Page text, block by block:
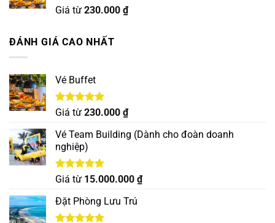
Được xếp
Giá từ 230.000 ₫
ĐÁNH GIÁ CAO NHẤT
Vé Buffet
Được xếp
5 sao
Giá từ 230.000 ₫
Vé Team Building (Dành cho đoàn doanh
nghiệp)
Được xếp
5 sao
Giá từ 15.000.000 ₫
Đặt Phòng Lưu Trú